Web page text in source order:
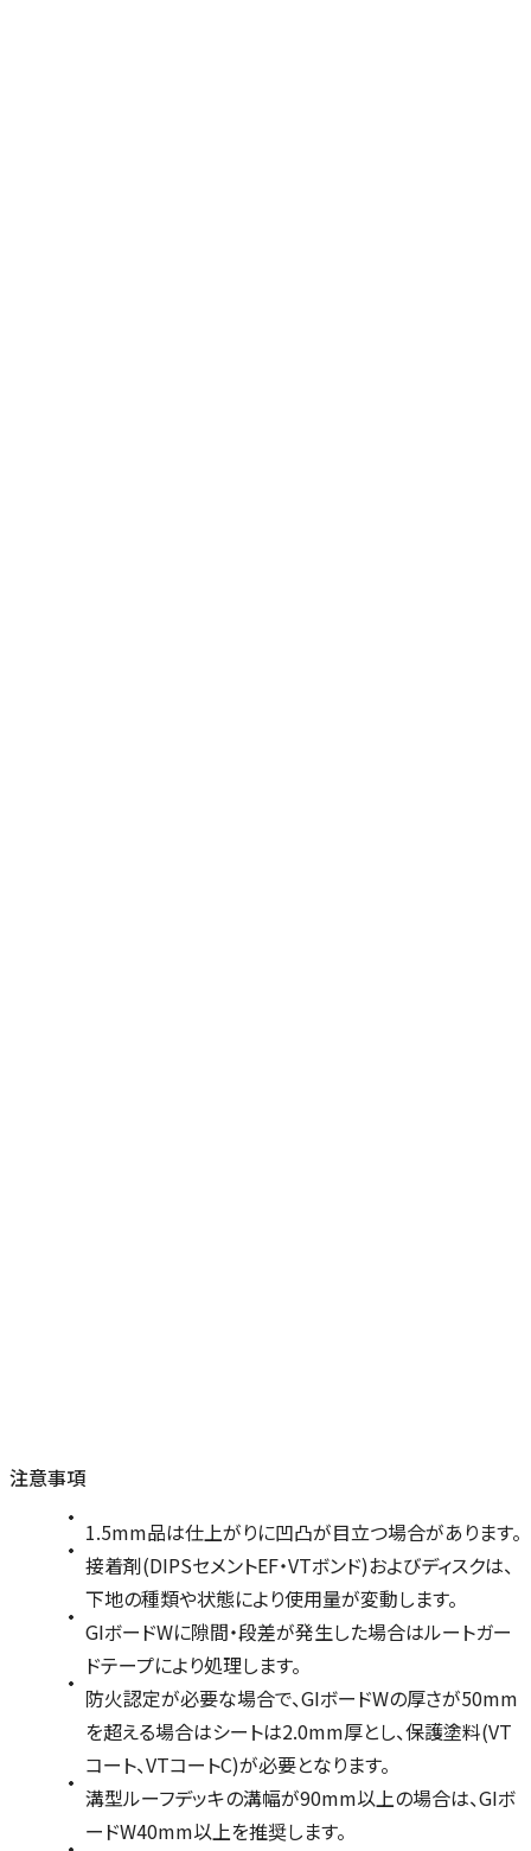
注意事項
1.5mm品は仕上がりに凹凸が目立つ場合があります。
接着剤(DIPSセメントEF・VTボンド)およびディスクは、
下地の種類や状態により使用量が変動します。
GIボードWに隙間・段差が発生した場合はルートガー
ドテープにより処理します。
防火認定が必要な場合で、GIボードWの厚さが50mm
を超える場合はシートは2.0mm厚とし、保護塗料(VT
コート、VTコートC)が必要となります。
溝型ルーフデッキの溝幅が90mm以上の場合は、GIボ
ードW40mm以上を推奨します。